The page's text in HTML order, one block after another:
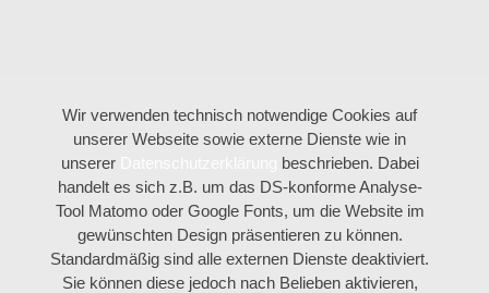
Wir verwenden technisch notwendige Cookies auf
unserer Webseite sowie externe Dienste wie in
unserer
beschrieben. Dabei
handelt es sich z.B. um das DS-konforme Analyse-
Tool Matomo oder Google Fonts, um die Website im
gewünschten Design präsentieren zu können.
Standardmäßig sind alle externen Dienste deaktiviert.
Sie können diese jedoch nach Belieben aktivieren,